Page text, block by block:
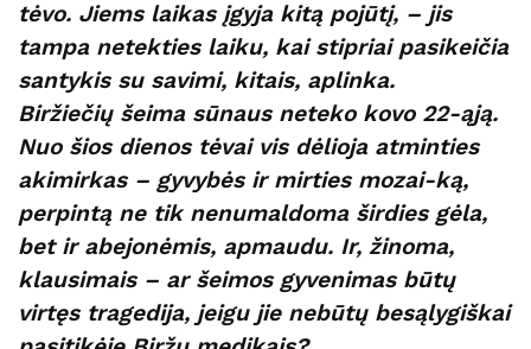
tėvo. Jiems laikas įgyja kitą pojūtį, – jis
tampa netekties laiku, kai stipriai pasikeičia
santykis su savimi, kitais, aplinka.
Biržiečių šeima sūnaus neteko kovo 22-ąją.
Nuo šios dienos tėvai vis dėlioja atminties
akimirkas – gyvybės ir mirties mozai-ką,
perpintą ne tik nenumaldoma širdies gėla,
bet ir abejonėmis, apmaudu. Ir, žinoma,
klausimais – ar šeimos gyvenimas būtų
virtęs tragedija, jeigu jie nebūtų besąlygiškai